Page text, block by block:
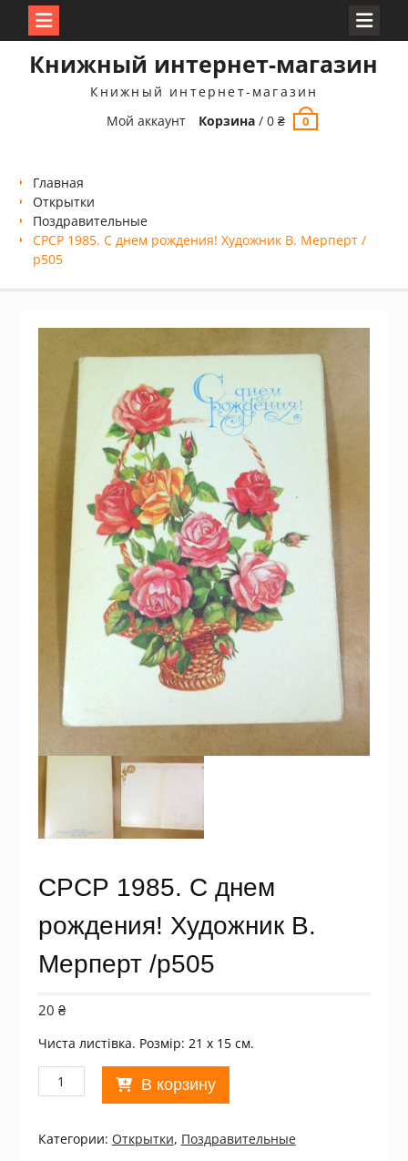
Книжный интернет-магазин
Книжный интернет-магазин
Мой аккаунт
Корзина /0₴ 0
Главная
Открытки
Поздравительные
СРСР 1985. С днем рождения! Художник В. Мерперт /
р505
СРСР 1985. С днем
рождения! Художник В.
Мерперт /р505
20 ₴
Чиста листівка. Розмір: 21 х 15 см.
Количество
товара
1985.
В корзину
Категории: Открытки, Поздравительные